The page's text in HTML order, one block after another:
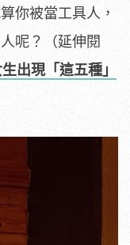
你被當工具人，
呢？（延伸閱
出現「這五種」